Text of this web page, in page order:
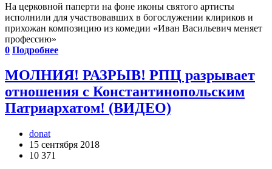
На церковной паперти на фоне иконы святого артисты
исполнили для участвовавших в богослужении клириков и
прихожан композицию из комедии «Иван Васильевич меняет
профессию»
0 Подробнее
МОЛНИЯ! РАЗРЫВ! РПЦ разрывает
отношения с Константинопольским
Патриархатом! (ВИДЕО)
donat
15 сентября 2018
10 371